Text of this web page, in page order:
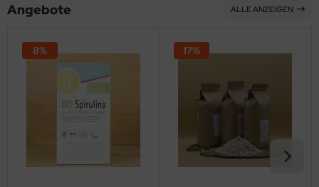
Angebote ALLE ANZEIGEN
8% 17%